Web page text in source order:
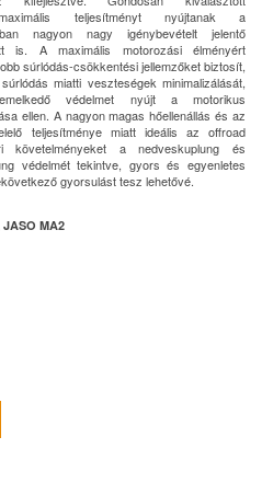
teljesítményt nyújtanak a
nagyon nagy igénybevételt jelentő
is. A maximális motorozási élményért
súrlódás-csökkentési jellemzőket biztosít,
miatti veszteségek minimalizálását,
védelmet nyújt a motorikus
ellen. A nagyon magas hőellenállás és az
teljesítménye miatt ideális az offroad
a nedveskuplung és
védelmét tekintve, gyors és egyenletes
gyorsulást tesz lehetővé.
JASO MA2